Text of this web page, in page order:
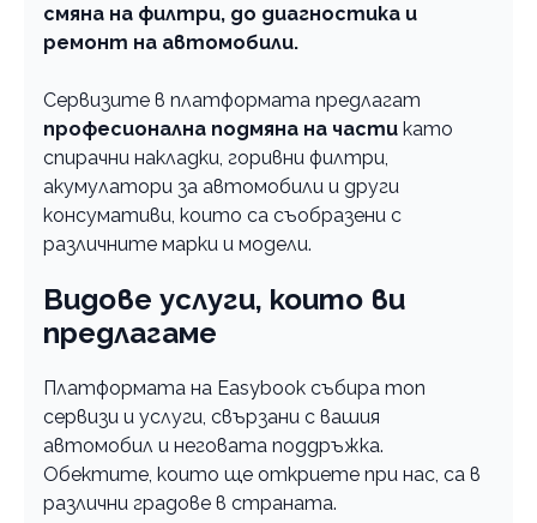
смяна на филтри, до диагностика и
ремонт на автомобили.
Сервизите в платформата предлагат
професионална подмяна на части като
спирачни накладки, горивни филтри,
акумулатори за автомобили и други
консумативи, които са съобразени с
различните марки и модели.
Видове услуги, които ви
предлагаме
Платформата на Easybook събира топ
сервизи и услуги, свързани с вашия
автомобил и неговата поддръжка.
Обектите, които ще откриете при нас, са в
различни градове в страната.